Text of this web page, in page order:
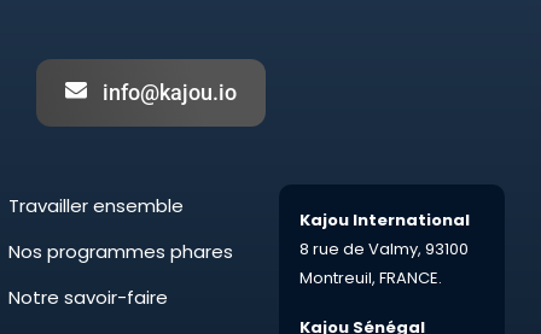
info@kajou.io
Travailler ensemble
Nos programmes phares
Notre savoir-faire
Kajou International
8 rue de Valmy, 93100
Montreuil, FRANCE.
Kajou Sénégal